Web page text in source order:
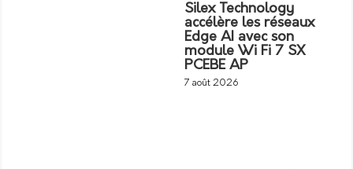
Silex Technology
accélère les réseaux
Edge AI avec son
module Wi Fi 7 SX
PCEBE AP
7 août 2026